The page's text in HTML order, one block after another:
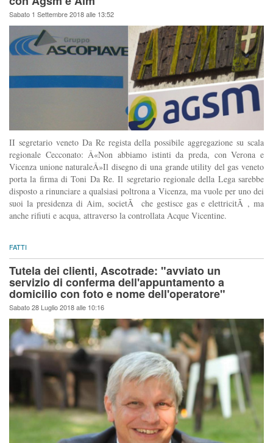
Sabato 1 Settembre 2018 alle 13:52
II segretario veneto Da Re regista della possibile aggregazione su scala
regionale Cecconato: Â«Non abbiamo istinti da preda, con Verona e
Vicenza unione naturaleÂ»Il disegno di una grande utility del gas veneto
porta la firma di Toni Da Re. Il segretario regionale della Lega sarebbe
disposto a rinunciare a qualsiasi poltrona a Vicenza, ma vuole per uno dei
suoi la presidenza di Aim, societÃ che gestisce gas e elettricitÃ , ma
anche rifiuti e acqua, attraverso la controllata Acque Vicentine.
FATTI
Tutela dei clienti, Ascotrade: "avviato un
servizio di conferma dell'appuntamento a
domicilio con foto e nome dell'operatore"
Sabato 28 Luglio 2018 alle 10:16